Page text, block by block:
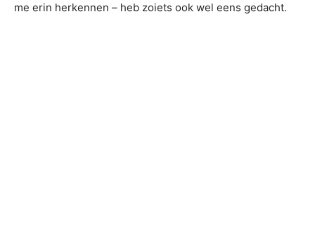
me erin herkennen – heb zoiets ook wel eens gedacht.